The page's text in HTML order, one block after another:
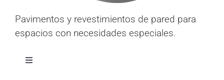
Pavimentos y revestimientos de pared para
espacios con necesidades especiales.
Alternar